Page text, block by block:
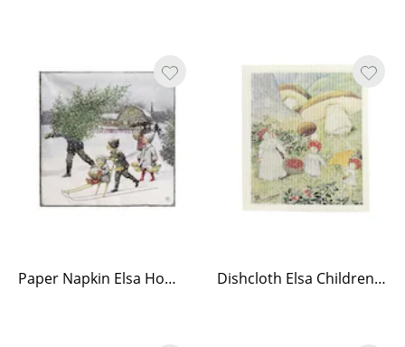
Paper Napkin Elsa Home for Christmas Dishcloth Elsa Children of the Forest